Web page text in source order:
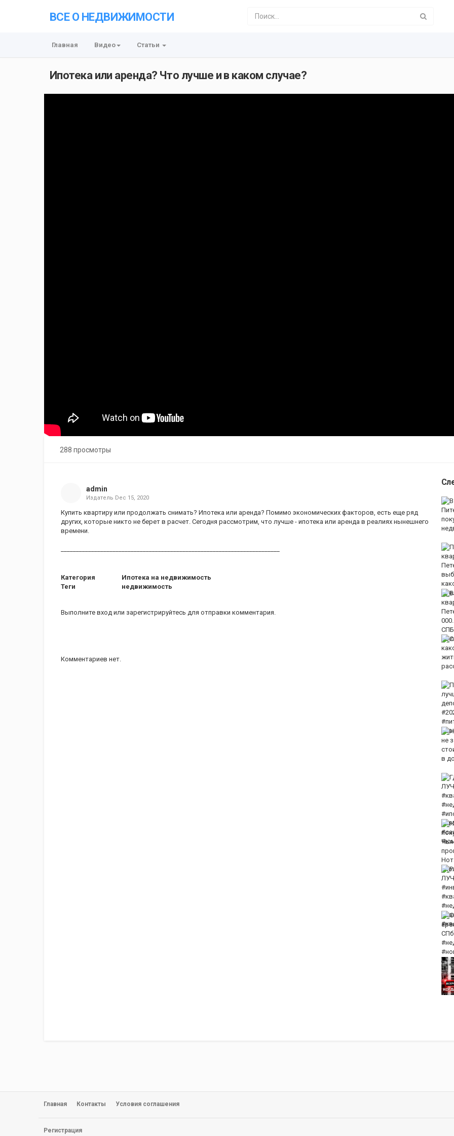
ВСЕ О НЕДВИЖИМОСТИ
Главная Видео Статьи
Ипотека или аренда? Что лучше и в каком случае?
288 просмотры
admin
Издатель Dec 15, 2020
Купить квартиру или продолжать снимать? Ипотека или аренда? Помимо экономических факторов, есть еще ряд
других, которые никто не берет в расчет. Сегодня рассмотрим, что лучше - ипотека или аренда в реалиях нынешнего
времени.
Категория
Ипотека на недвижимость
Теги
недвижимость
Выполните вход или зарегистрируйтесь для отправки комментария.
Комментариев нет.
Главная Контакты Условия соглашения
Регистрация